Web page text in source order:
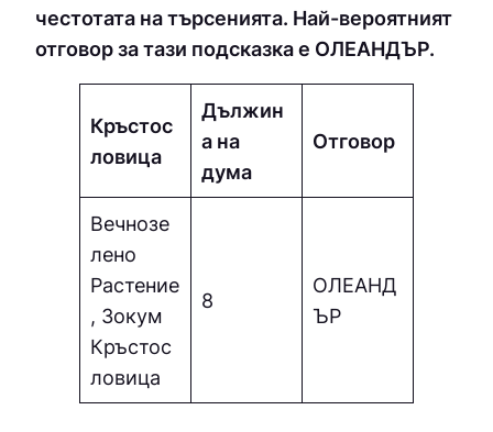
честотата на търсенията. Най-вероятният
отговор за тази подсказка е OЛEAНДЪP.
Кръстос
ловица
Дължин
а на
дума
Отговор
Вечнозе
лено
Растение
, Зокум
Кръстос
ловица
8
OЛEAНД
ЪP